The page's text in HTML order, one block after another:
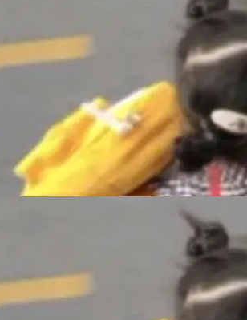
到真实环境中——调用工
下文、处理错误、完成闭
辑，还仅以 8B-MoT 的轻
4K、更精细的真实质感、
持续迭代编辑。 相比 U
在以下方向上带来了显著
像生成； 更精细的局部纹
感； 更准确的中英文文字
更稳定的图...
一个用来检查 Ubuntu
工具。 Canonical 工程师
表中说得很直白：「hwc
的包，它和它的依赖项都
会用在其他发行版上。」
际上为零。既然只有 Ub
snap 打包就没什么可纠结
的迁移路径 hwctl 是 rust-
部分，命令行工具负责查
新人来 Anthropic
公司之间来回跳，中间只
上周刚宣布因健康原因
Lab，说自己作为联合
」。几天后，The Inform
OpenAI，负责递归自我
Thinking Machines 过
的公司。六月，Google
Shazeer 去了 Op...
，包含多项改进。官方更
主要更新内容如下： 扩
(DAB+) transpose_cuda
Rate Converter (vf_frc
DeepSeek Flash did 8T
5T of free usage + 3T